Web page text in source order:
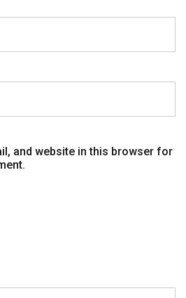
and website in this browser for